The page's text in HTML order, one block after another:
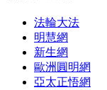
法輪大法
明慧網
新生網
歐洲圓明網
亞太正悟網